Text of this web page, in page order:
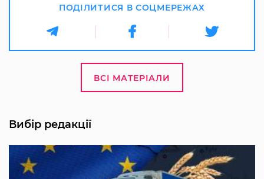
ПОДІЛИТИСЯ В СОЦМЕРЕЖАХ
ВСІ МАТЕРІАЛИ
Вибір редакції